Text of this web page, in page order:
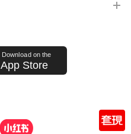
Download on the
App Store